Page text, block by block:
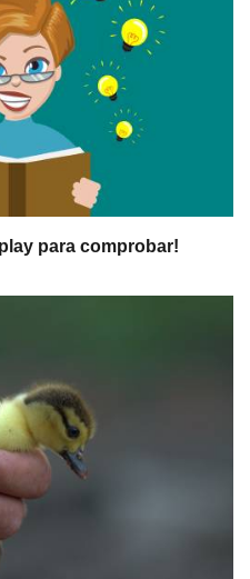
para comprobar!